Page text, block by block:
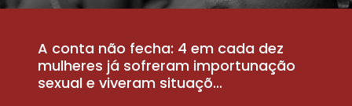
A conta não fecha: 4 em cada dez
mulheres já sofreram importunação
sexual e viveram situaçõ...